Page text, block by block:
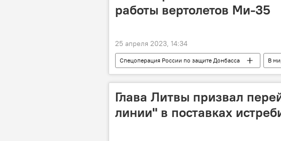
работы вертолетов Ми-35
25 апреля 2023, 14:34
Спецоперация России по защите Донбасса В
Минобороны РФ
Глава Литвы призвал
линии" в поставках